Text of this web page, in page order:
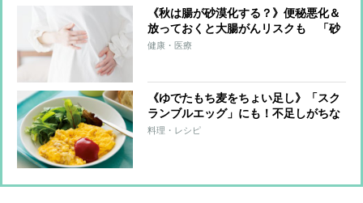
《秋は腸が砂漠化する？》便秘悪化＆
放っておくと大腸がんリスクも 「砂
漠腸」をもたらし、悪化させる“3つの
健康・医療
《ゆでたもち麦をちょい足し》「スク
ランブルエッグ」にも！不足しがちな
食物繊維をチャージする腸活レシピ
料理・レシピ